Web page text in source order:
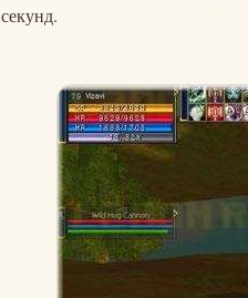
секунд.